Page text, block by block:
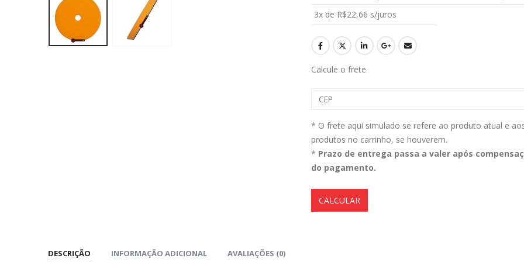
3x de R$22,66 s/juros
Calcule o frete
* O frete aqui simulado se refere ao produto atual e
produtos no carrinho, se houverem.
* Prazo de entrega passa a valer após
do pagamento.
CALCULAR
DESCRIÇÃO INFORMAÇÃO ADICIONAL AVALIAÇÕES (0)
R$29,99
Selador Cerâmico Sonax Xtreme Ceramic Spray + Seal (750ml)
R$ 29,99